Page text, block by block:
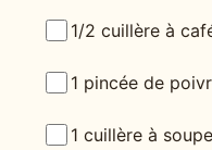
1/2 cuillère à
1 pincée de
1 cuillère à